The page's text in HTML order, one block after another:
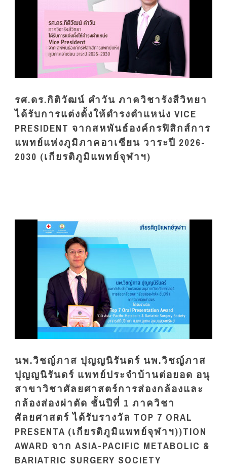
รศ.ดร.กิติวัฒน์ คำวัน ภาควิชารังสีวิทยา
ได้รับการแต่งตั้งให้ดำรงตำแหน่ง VICE
PRESIDENT จากสหพันธ์องค์กรฟิสิกส์การ
แพทย์แห่งภูมิภาคอาเซียน วาระปี 2026-
2030 (เกียรติภูมิแพทย์จุฬาฯ)
นพ.วิชญ์ภาส ปุญญนิรันดร์ นพ.วิชญ์ภาส
ปุญญนิรันดร์ แพทย์ประจำบ้านต่อยอด อนุ
สาขาวิชาศัลยศาสตร์การส่องกล้องและ
กล้องส่องผ่าตัด ชั้นปีที่ 1 ภาควิชา
ศัลยศาสตร์ ได้รับรางวัล TOP 7 ORAL
PRESENTA (เกียรติภูมิแพทย์จุฬาฯ))TION
AWARD จาก ASIA-PACIFIC METABOLIC &
BARIATRIC SURGERY SOCIETY